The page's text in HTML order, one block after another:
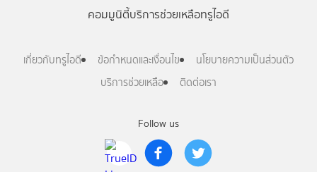
Follow us
คอมมูนิตี้บริการช่วยเหลือทรูไอดี
เกี่ยวกับทรูไอดี ข้อกำหนดและเงื่อนไข
นโยบายความเป็นส่วนตัว
บริการช่วยเหลือ
ติดต่อเรา